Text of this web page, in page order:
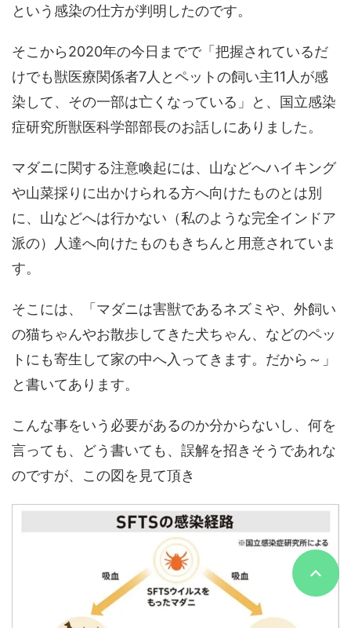
という感染の仕方が判明したのです。
そこから2020年の今日までで「把握されているだ
けでも獣医療関係者7人とペットの飼い主11人が感
染して、その一部は亡くなっている」と、国立感染
症研究所獣医科学部部長のお話しにありました。
マダニに関する注意喚起には、山などへハイキング
や山菜採りに出かけられる方へ向けたものとは別
に、山などへは行かない（私のような完全インドア
派の）人達へ向けたものもきちんと用意されていま
す。
そこには、「マダニは害獣であるネズミや、外飼い
の猫ちゃんやお散歩してきた犬ちゃん、などのペッ
トにも寄生して家の中へ入ってきます。だから～」
と書いてあります。
こんな事をいう必要があるのか分からないし、何を
言っても、どう書いても、誤解を招きそうであれな
のですが、この図を見て頂き